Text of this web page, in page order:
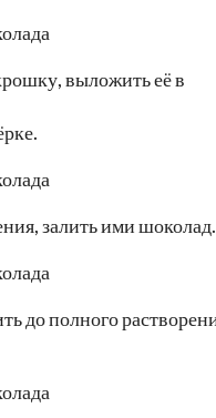
выложить её в
залить ими шоколад.
до полного